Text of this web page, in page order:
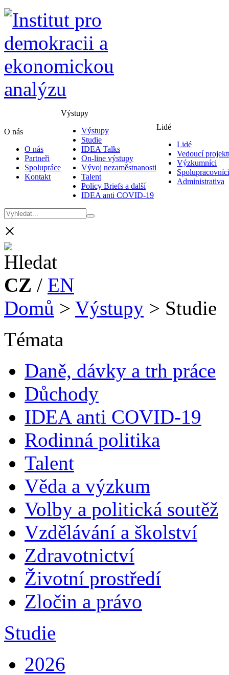
O nás
O nás
Partneři
Spolupráce
Kontakt
Výstupy
Výstupy
Studie
IDEA Talks
On-line výstupy
Vývoj nezaměstnanosti
Talent
Policy Briefs a další
IDEA anti COVID-19
Lidé
Lidé
Vedoucí
Výzkumníci
Spolupracovníci
Administrativa
×
CZ / EN
Domů > Výstupy > Studie
Témata
Daně, dávky a trh práce
Důchody
IDEA anti COVID-19
Rodinná politika
Talent
Věda a výzkum
Volby a politická soutěž
Vzdělávání a školství
Zdravotnictví
Životní prostředí
Zločin a právo
Studie
2026